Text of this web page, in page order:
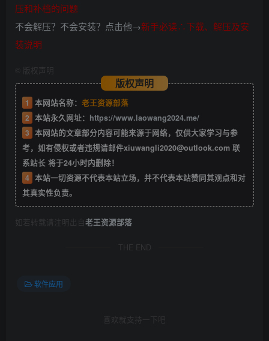
压和补档的问题
不会解压？不会安装？点击他→新手必读∴下载、解压及安
装说明
版权声明
版权声明
1 本网站名称： 老王资源部落
2 本站永久网址： https://www.laowang2024.me/
3 本网站的文章部分内容可能来源于网络，仅供大家学习与参
考，如有侵权或者违规请邮件xiuwangli2020@outlook.com 联
系站长 将于24小时内删除！
4 本站一切资源不代表本站立场，并不代表本站赞同其观点和对
其真实性负责。
如若转载请注明出自老王资源部落
THE END
软件应用
喜欢就支持一下吧